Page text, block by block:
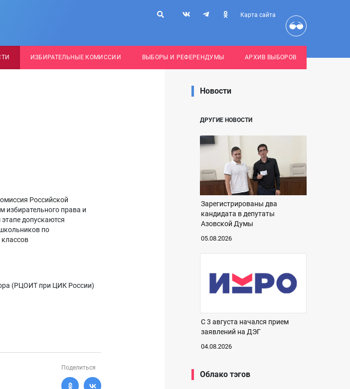
Карта сайта
ИЗБИРАТЕЛЬНЫЕ КОМИССИИ ВЫБОРЫ И РЕФЕРЕНДУМЫ АРХИВ ВЫБОРОВ
Российской
права и
допускаются
по
(РЦОИТ при ЦИК России)
Поделиться
Новости
ДРУГИЕ НОВОСТИ
Зарегистрированы два
кандидата в депутаты
Азовской Думы
05.08.2026
С 3 августа начался прием
заявлений на ДЭГ
04.08.2026
Облако тэгов